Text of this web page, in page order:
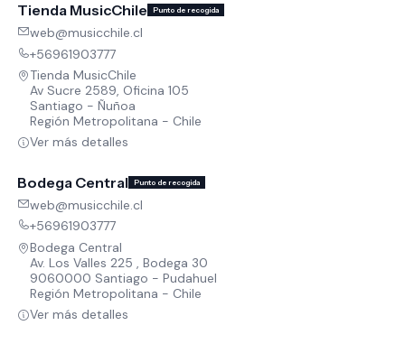
Tienda MusicChile Punto de recogida
web@musicchile.cl
+56961903777
Tienda MusicChile
Av Sucre 2589, Oficina 105
Santiago - Ñuñoa
Región Metropolitana - Chile
Ver más detalles
Bodega Central Punto de recogida
web@musicchile.cl
+56961903777
Bodega Central
Av. Los Valles 225 , Bodega 30
9060000 Santiago - Pudahuel
Región Metropolitana - Chile
Ver más detalles